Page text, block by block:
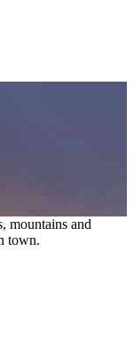
mountains and
town.